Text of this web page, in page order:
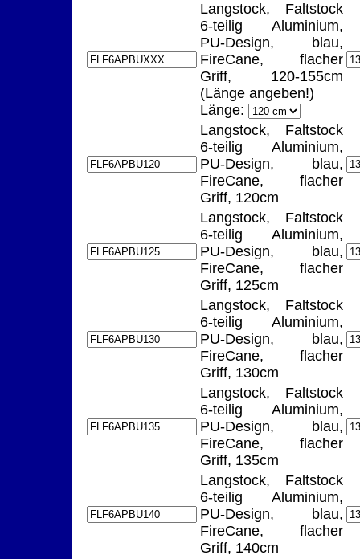
Langstock, Faltstock
6-teilig Aluminium,
PU-Design, blau,
FireCane, flacher
Griff, 120-155cm
(Länge angeben!)
Länge:
Langstock, Faltstock
6-teilig Aluminium,
PU-Design, blau,
FireCane, flacher
Griff, 120cm
Langstock, Faltstock
6-teilig Aluminium,
PU-Design, blau,
FireCane, flacher
Griff, 125cm
Langstock, Faltstock
6-teilig Aluminium,
PU-Design, blau,
FireCane, flacher
Griff, 130cm
Langstock, Faltstock
6-teilig Aluminium,
PU-Design, blau,
FireCane, flacher
Griff, 135cm
Langstock, Faltstock
6-teilig Aluminium,
PU-Design, blau,
FireCane, flacher
Griff, 140cm